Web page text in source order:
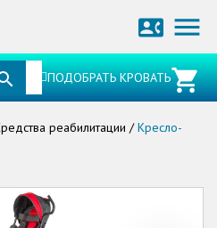
menu
contact_phone
ПОДОБРАТЬ КРОВАТЬ
реабилитации / Кресло-